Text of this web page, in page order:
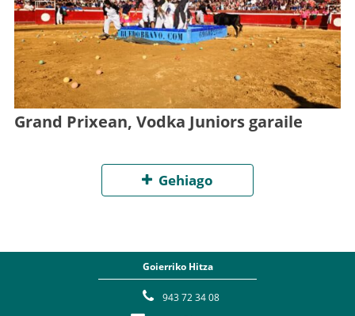
Grand Prixean, Vodka Juniors garaile
Gehiago
Goierriko Hitza
943 72 34 08